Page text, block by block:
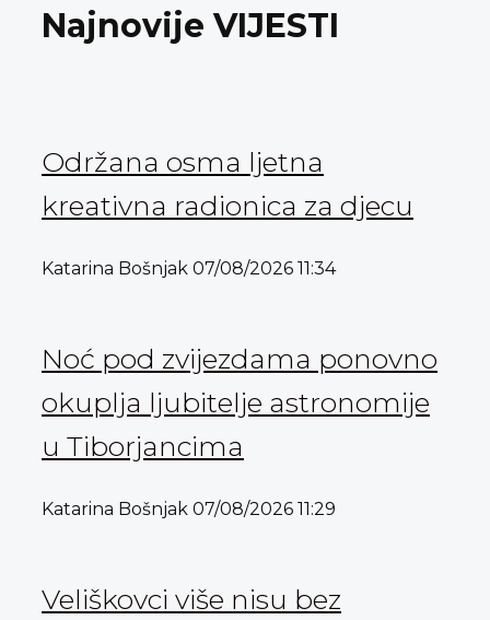
Najnovije VIJESTI
Održana osma ljetna
kreativna radionica za djecu
Katarina Bošnjak 07/08/2026 11:34
Noć pod zvijezdama ponovno
okuplja ljubitelje astronomije
u Tiborjancima
Katarina Bošnjak 07/08/2026 11:29
Veliškovci više nisu bez